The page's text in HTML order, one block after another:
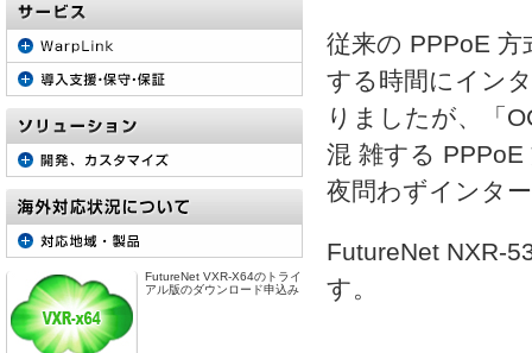
従来の PPPoE
する時間にイン
りましたが、「
混 雑する
夜問わずインタ
FutureNet NXR-
す。
FutureNet VXR-X64のトライ
アル版のダウンロード申込み